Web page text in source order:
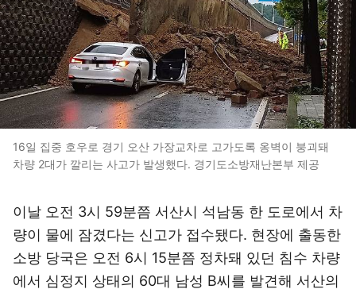
16일 집중 호우로 경기 오산 가장교차로 고가도록 옹벽이 붕괴돼
차량 2대가 깔리는 사고가 발생했다. 경기도소방재난본부 제공
이날 오전 3시 59분쯤 서산시 석남동 한 도로에서 차
량이 물에 잠겼다는 신고가 접수됐다. 현장에 출동한
소방 당국은 오전 6시 15분쯤 정차돼 있던 침수 차량
에서 심정지 상태의 60대 남성 B씨를 발견해 서산의